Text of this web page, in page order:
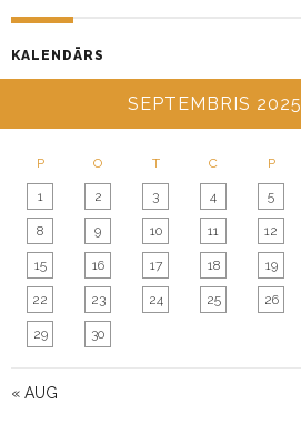
G
A
T
O
N
KALENDĀRS
SEPTEMBRIS 2025
P O T C P
« AUG
1 2 3 4 5
8 9 10 11 12
15 16 17 18 19
22 23 24 25 26
29 30